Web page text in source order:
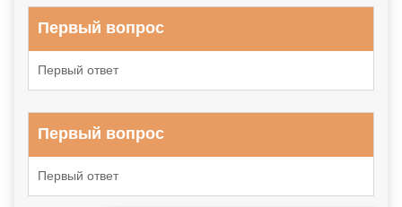
Первый вопрос
Первый ответ
Первый вопрос
Первый ответ